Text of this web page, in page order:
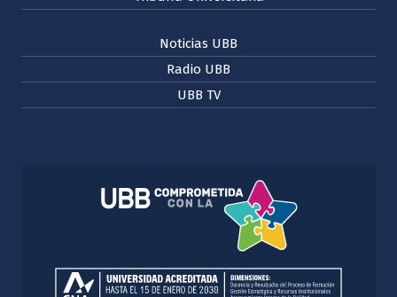
Noticias UBB
Radio UBB
UBB TV